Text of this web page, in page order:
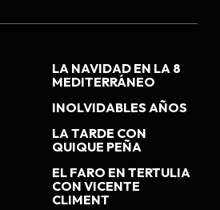
LA NAVIDAD EN LA 8
MEDITERRÁNEO
INOLVIDABLES AÑOS
LA TARDE CON
QUIQUE PEÑA
EL FARO EN TERTULIA
CON VICENTE
CLIMENT